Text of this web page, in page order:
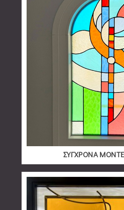
ΣΥΓΧΡΟΝΑ